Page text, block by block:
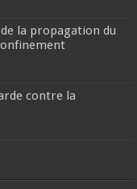
la propagation du
contre la